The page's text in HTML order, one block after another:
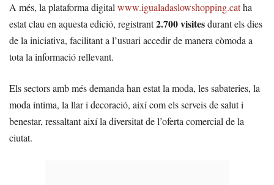
A més, la plataforma digital www.igualadaslowshopping.catha
estat clau en aquesta edició, registrant2.700 visitesdurant els dies
de la iniciativa, facilitant a l’usuari accedir de manera còmoda a
tota la informació rellevant.
Els sectors amb més demanda han estat la moda, les sabateries, la
moda íntima, la llar i decoració, així com els serveis de salut i
benestar, ressaltant així la diversitat de l’oferta comercial de la
ciutat.